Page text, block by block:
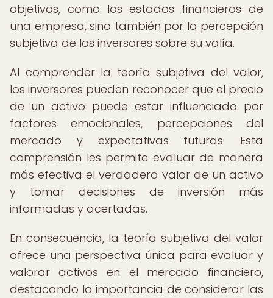
objetivos, como los estados financieros de
una empresa, sino también por la percepción
subjetiva de los inversores sobre su valía.
Al comprender la teoría subjetiva del valor,
los inversores pueden reconocer que el precio
de un activo puede estar influenciado por
factores emocionales, percepciones del
mercado y expectativas futuras. Esta
comprensión les permite evaluar de manera
más efectiva el verdadero valor de un activo
y tomar decisiones de inversión más
informadas y acertadas.
En consecuencia, la teoría subjetiva del valor
ofrece una perspectiva única para evaluar y
valorar activos en el mercado financiero,
destacando la importancia de considerar las